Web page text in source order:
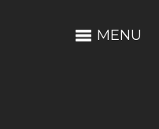
MENU